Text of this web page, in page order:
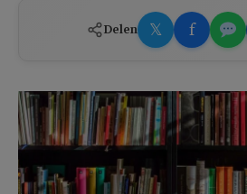
Delen 𝕏 f